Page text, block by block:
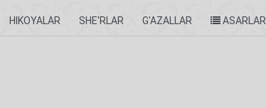
HIKOYALAR SHE'RLAR G'AZALLAR ASARLAR